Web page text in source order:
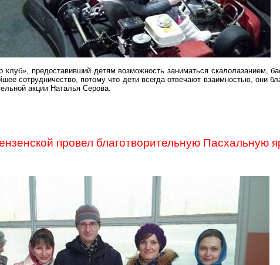
клуб», предоставивший детям возможность заниматься скалолазанием,
сотрудничество, потому что дети всегда отвечают взаимностью, они
акции Наталья Серова.
провел благотворительную Пасхальную